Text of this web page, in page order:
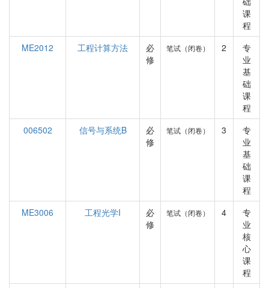
课
程
ME2012
工程计算方法
必
修
笔试（闭卷） 2
专
业
基
础
课
程
006502
信号与系统B
必
修
笔试（闭卷） 3
专
业
基
础
课
程
ME3006
工程光学I
必
修
笔试（闭卷） 4
专
业
核
心
课
程